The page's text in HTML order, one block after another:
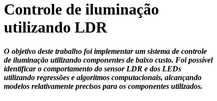
Controle de iluminação
utilizando LDR
O objetivo deste trabalho foi implementar um sistema de controle
de iluminação utilizando componentes de baixo custo. Foi possível
identificar o comportamento do sensor LDR e dos LEDs
utilizando regressões e algoritmos computacionais, alcançando
modelos relativamente precisos para os componentes utilizados.